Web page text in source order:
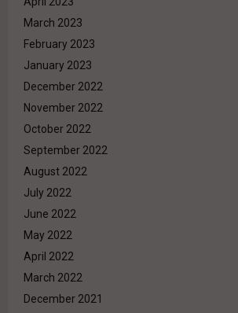
March 2023
February 2023
January 2023
December 2022
November 2022
October 2022
September 2022
August 2022
July 2022
June 2022
May 2022
April 2022
March 2022
December 2021